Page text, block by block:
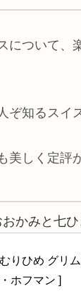
について
知るスイ
しく定評
おかみと七
りひめ グリ
ホフマン ]